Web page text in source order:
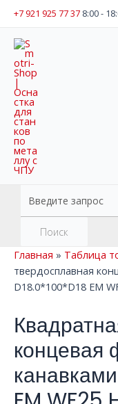
Перейти
содержимому
+7 921 925 77 37 8:00 -
товаров
Поиск
Главная » Таблица
твердосплавная
D18.0*100*D18 EM
концевая